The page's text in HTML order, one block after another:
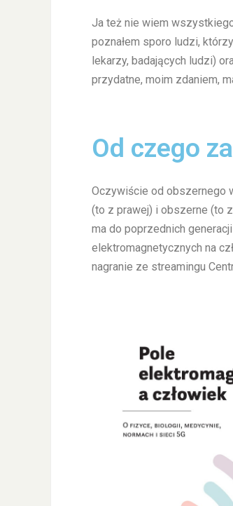
Ja też nie wiem
poznałem sporo ludzi,
lekarzy, badających ludzi)
przydatne, moim zdaniem,
Od czego
Oczywiście od obszernego
(to z prawej) i obszerne (to
ma do poprzednich
elektromagnetycznych na
nagranie ze streamingu